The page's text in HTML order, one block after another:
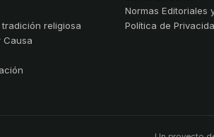
religiosa
Causa
Normas Editoriales
Política de